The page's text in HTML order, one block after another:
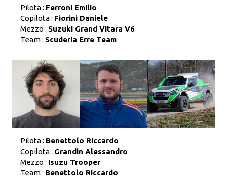
Pilota : Ferroni Emilio
Copilota : Fiorini Daniele
Mezzo : Suzuki Grand Vitara V6
Team : Scuderia Erre Team
Pilota : Benettolo Riccardo
Copilota : Grandin Alessandro
Mezzo : Isuzu Trooper
Team : Benettolo Riccardo